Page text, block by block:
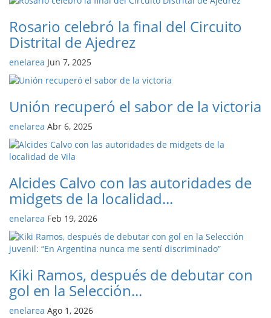
Rosario celebró la final del Circuito
Distrital de Ajedrez
enelarea Jun 7, 2025
Unión recuperó el sabor de la victoria
enelarea Abr 6, 2025
Alcides Calvo con las autoridades de
midgets de la localidad...
enelarea Feb 19, 2026
Kiki Ramos, después de debutar con
gol en la Selección...
enelarea Ago 1, 2026